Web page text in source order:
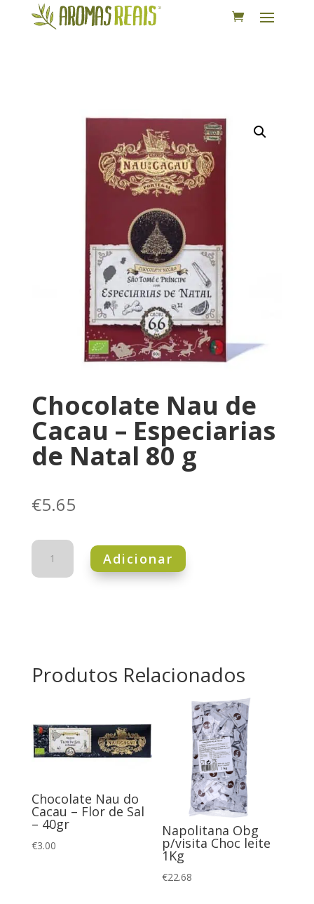
Chocolate Nau de
Cacau – Especiarias
de Natal 80 g
€5.65
Quantidade
Chocolate
Natal
80
Adicionar
Produtos Relacionados
Chocolate Nau do
Cacau – Flor de Sal
– 40gr
€3.00
Napolitana Obg
p/visita Choc leite
1Kg
€22.68